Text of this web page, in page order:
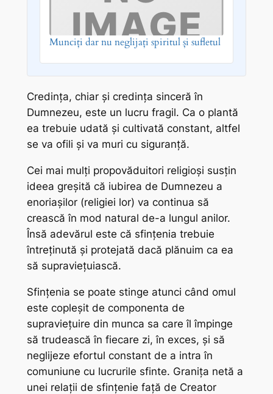
Munciți dar nu neglijați spiritul și sufletul
Credința, chiar și credința sinceră în
Dumnezeu, este un lucru fragil. Ca o plantă
ea trebuie udată și cultivată constant, altfel
se va ofili și va muri cu siguranță.
Cei mai mulți propovăduitori religioși susțin
ideea greșită că iubirea de Dumnezeu a
enoriașilor (religiei lor) va continua să
crească în mod natural de-a lungul anilor.
Însă adevărul este că sfințenia trebuie
întreținută și protejată dacă plănuim ca ea
să supraviețuiască.
Sfințenia se poate stinge atunci când omul
este copleșit de componenta de
supraviețuire din munca sa care îl împinge
să trudească în fiecare zi, în exces, și să
neglijeze efortul constant de a intra în
comuniune cu lucrurile sfinte. Granița netă a
unei relații de sfințenie față de Creator